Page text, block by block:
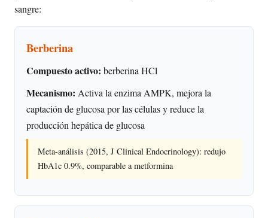
sangre:
Berberina
Compuesto activo: berberina HCl
Mecanismo: Activa la enzima AMPK, mejora la
captación de glucosa por las células y reduce la
producción hepática de glucosa
Meta-análisis (2015, J Clinical Endocrinology): redujo
HbA1c 0.9%, comparable a metformina